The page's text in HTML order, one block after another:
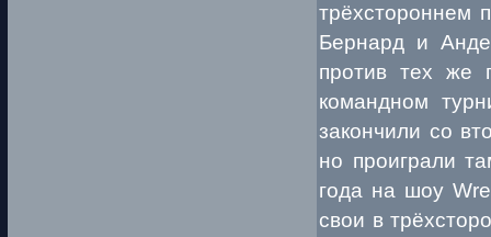
трёхстороннем
Бернард и
против тех же
командном
закончили со
но проиграли
года на шоу
свои в